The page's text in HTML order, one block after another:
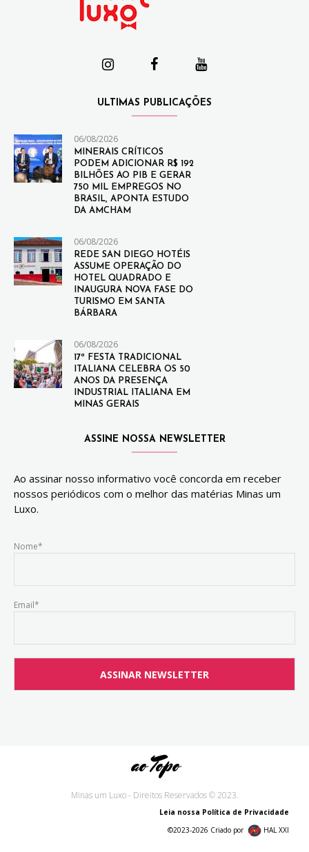
ULTIMAS PUBLICAÇÕES
06/08/2026
MINERAIS CRÍTICOS
PODEM ADICIONAR R$ 192
BILHÕES AO PIB E GERAR
750 MIL EMPREGOS NO
BRASIL, APONTA ESTUDO
DA AMCHAM
06/08/2026
REDE SAN DIEGO HOTÉIS
ASSUME OPERAÇÃO DO
HOTEL QUADRADO E
INAUGURA NOVA FASE DO
TURISMO EM SANTA
BÁRBARA
06/08/2026
17ª FESTA TRADICIONAL
ITALIANA CELEBRA OS 50
ANOS DA PRESENÇA
INDUSTRIAL ITALIANA EM
MINAS GERAIS
ASSINE NOSSA NEWSLETTER
Ao assinar nosso informativo você concorda em receber
nossos periódicos com o melhor das matérias Minas um
Luxo.
Nome*
Email*
ao Topo
Minas um Luxo - Direitos Reservados © 2023.
Leia nossa Política de Privacidade
©2023-2026 Criado por
HAL XXI